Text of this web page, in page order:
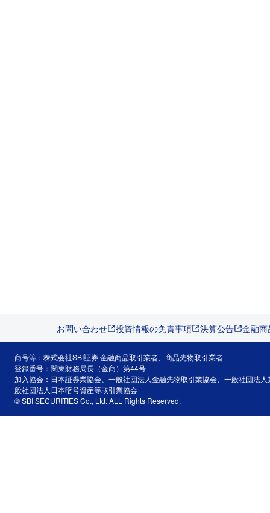
お問い合わせ 投資情報の免責事項 決算公告 金融
商号等：株式会社SBI証券 金融商品取引業者、商品先物取引業者
登録番号：関東財務局長（金商）第44号
加入協会：日本証券業協会、一般社団法人金融先物取引業協会、一般社団法
般社団法人日本暗号資産等取引業協会
© SBI SECURITIES Co., Ltd. ALL Rights Reserved.